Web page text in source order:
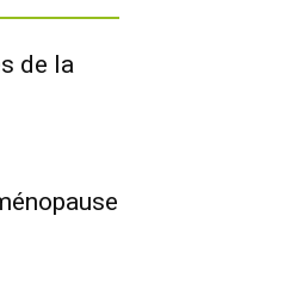
de la